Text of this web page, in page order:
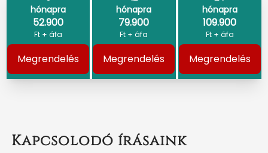
hónapra
52.900
Ft + áfa
Megrendelés
hónapra
79.900
Ft + áfa
Megrendelés
hónapra
109.900
Ft + áfa
Megrendelés
Kapcsolodó írásaink